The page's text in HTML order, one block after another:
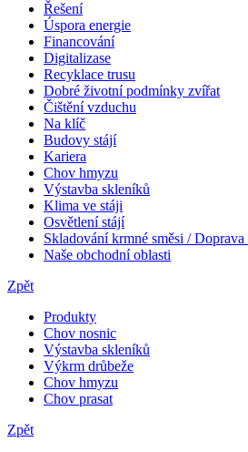
Řešení
Úspora energie
Financování
Digitalizase
Recyklace trusu
Dobré životní podmínky zvířat
Čištění vzduchu
Na klíč
Budovy stájí
Kariera
Chov hmyzu
Výstavba skleníků
Klima ve stáji
Osvětlení stájí
Skladování krmné směsi / Doprava
Naše obchodní oblasti
Zpět
Produkty
Chov nosnic
Výstavba skleníků
Výkrm drůbeže
Chov hmyzu
Chov prasat
Zpět